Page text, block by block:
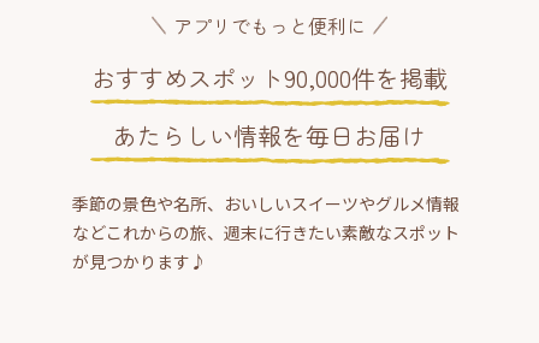
アプリでもっと便利に
おすすめスポット90,000件を掲載
あたらしい情報を毎日お届け
季節の景色や名所、おいしいスイーツやグルメ情報
などこれからの旅、週末に行きたい素敵なスポット
が見つかります♪